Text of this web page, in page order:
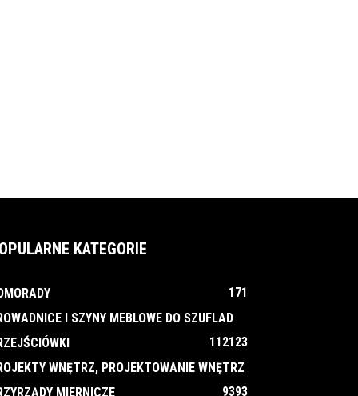
KATEGORIE
171
I SZYNY MEBLOWE DO SZUFLAD
123
112
WNĘTRZ, PROJEKTOWANIE WNĘTRZ
93
MIERNICZE 93